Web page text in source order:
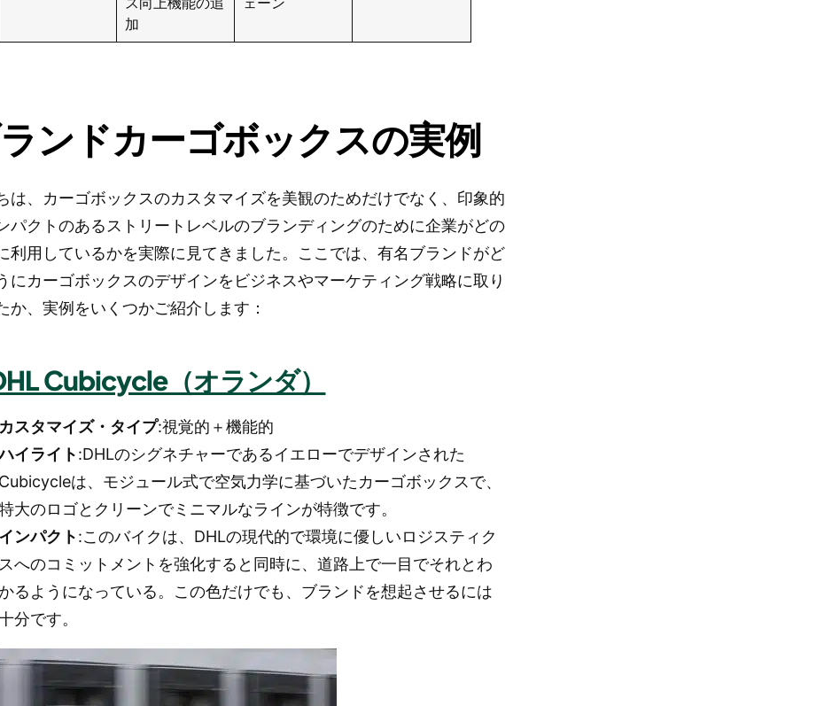
加
ンドカーゴボックスの実例
は、カーゴボックスのカスタマイズを美観のためだけでなく、印象的
パクトのあるストリートレベルのブランディングのために企業がどの
利用しているかを実際に見てきました。ここでは、有名ブランドがど
にカーゴボックスのデザインをビジネスやマーケティング戦略に取り
か、実例をいくつかご紹介します：
Cubicycle（オランダ）
カスタマイズ・タイプ:視覚的＋機能的
イライト:DHLのシグネチャーであるイエローでデザインされた
Cubicycleは、モジュール式で空気力学に基づいたカーゴボックスで、
大のロゴとクリーンでミニマルなラインが特徴です。
インパクト:このバイクは、DHLの現代的で環境に優しいロジスティク
スへのコミットメントを強化すると同時に、道路上で一目でそれとわ
るようになっている。この色だけでも、ブランドを想起させるには
分です。